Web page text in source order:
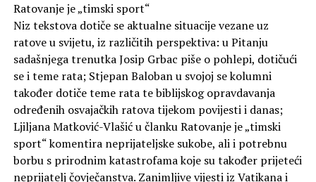
Ratovanje je „timski sport“
Niz tekstova dotiče se aktualne situacije vezane uz
ratove u svijetu, iz različitih perspektiva: u Pitanju
sadašnjega trenutka Josip Grbac piše o pohlepi, dotičući
se i teme rata; Stjepan Baloban u svojoj se kolumni
također dotiče teme rata te biblijskog opravdavanja
određenih osvajačkih ratova tijekom povijesti i danas;
Ljiljana Matković-Vlašić u članku Ratovanje je „timski
sport“ komentira neprijateljske sukobe, ali i potrebnu
borbu s prirodnim katastrofama koje su također prijeteći
neprijatelj čovječanstva. Zanimljive vijesti iz Vatikana i